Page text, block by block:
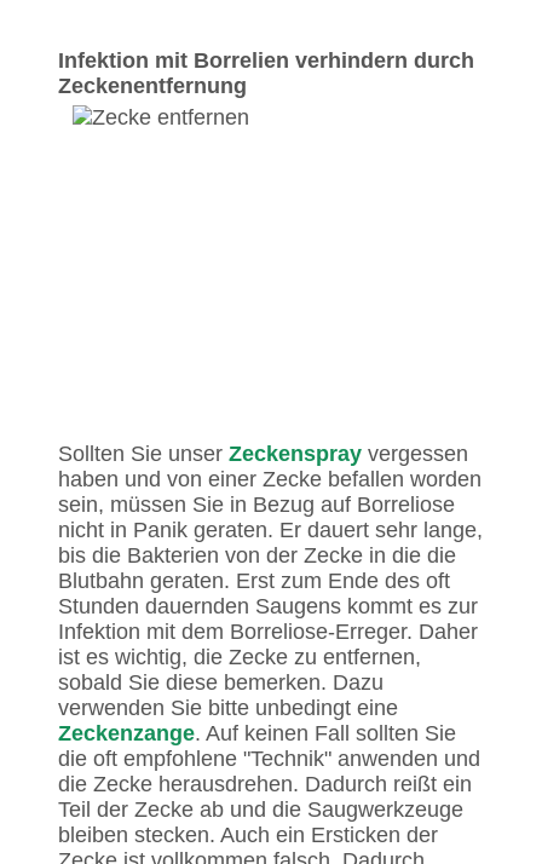
Infektion mit Borrelien verhindern durch
Zeckenentfernung
Sollten Sie unser Zeckenspray vergessen
haben und von einer Zecke befallen worden
sein, müssen Sie in Bezug auf Borreliose
nicht in Panik geraten. Er dauert sehr lange,
bis die Bakterien von der Zecke in die die
Blutbahn geraten. Erst zum Ende des oft
Stunden dauernden Saugens kommt es zur
Infektion mit dem Borreliose-Erreger. Daher
ist es wichtig, die Zecke zu entfernen,
sobald Sie diese bemerken. Dazu
verwenden Sie bitte unbedingt eine
Zeckenzange. Auf keinen Fall sollten Sie
die oft empfohlene "Technik" anwenden und
die Zecke herausdrehen. Dadurch reißt ein
Teil der Zecke ab und die Saugwerkzeuge
bleiben stecken. Auch ein Ersticken der